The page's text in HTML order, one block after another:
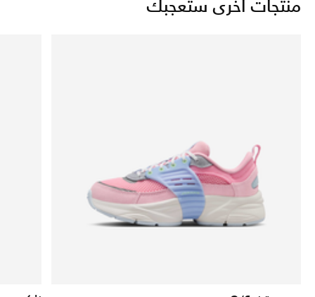
منتجات أخرى ستعجبك